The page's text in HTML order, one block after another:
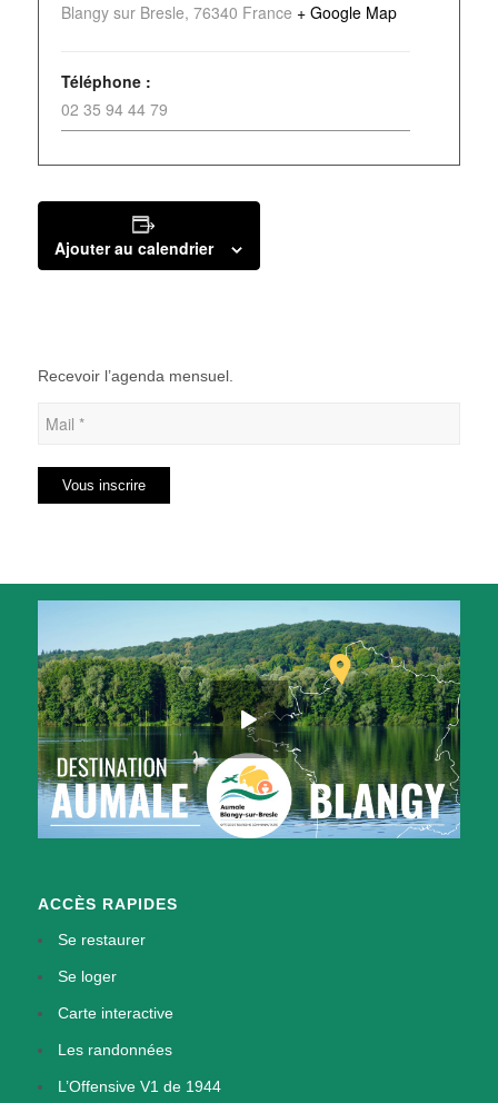
Blangy sur Bresle, 76340 France + Google Map
Téléphone :
02 35 94 44 79
Ajouter au calendrier
Recevoir l’agenda mensuel.
ACCÈS RAPIDES
Se restaurer
Se loger
Carte interactive
Les randonnées
L’Offensive V1 de 1944